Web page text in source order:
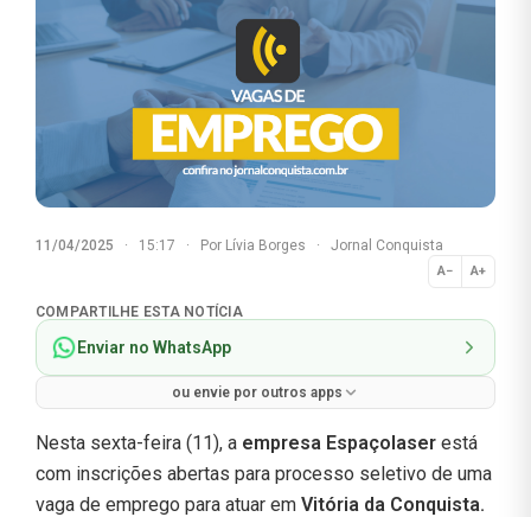
11/04/2025 · 15:17 · Por Lívia Borges · Jornal Conquista
A− A+
Normal
COMPARTILHE ESTA NOTÍCIA
Enviar no WhatsApp
ou envie por outros apps
Nesta sexta-feira (11), a empresa Espaçolaser está
com inscrições abertas para processo seletivo de uma
vaga de emprego para atuar em Vitória da Conquista.